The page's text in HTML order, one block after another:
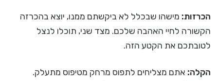
הכרזות: מישהו שבכלל לא ביקשתם ממנו, יוצא בהכרזה
הקשורה לחיי האהבה שלכם. מצד שני, תוכלו לנצל
לטובתכם את הקטע הזה.
הקלה: אתם מצליחים לתפוס מרחק מטיפוס מתעלק.